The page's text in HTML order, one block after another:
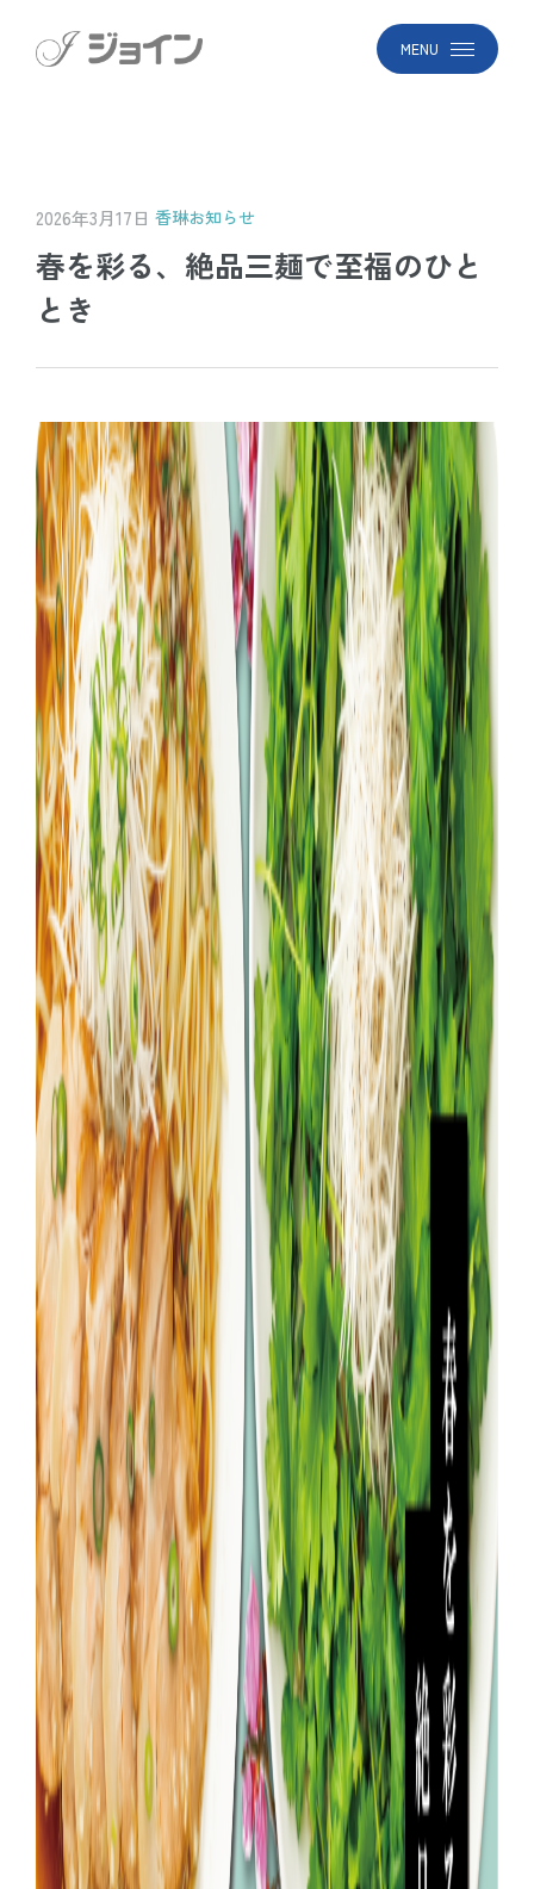
MENU
2026年3月17日 香琳お知らせ
春を彩る、絶品三麺で至福のひと
とき